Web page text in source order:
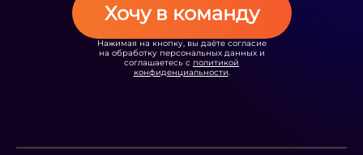
Хочу в команду
Нажимая на кнопку, вы даёте согласие
на обработку персональных данных и
соглашаетесь с политикой
конфиденциальности.